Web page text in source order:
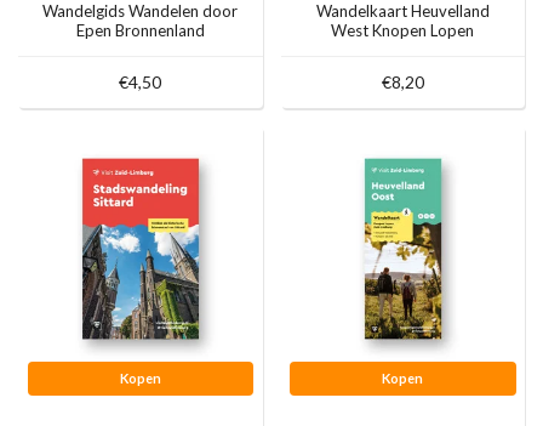
Wandelgids Wandelen door
Epen Bronnenland
€4,50
Wandelkaart Heuvelland
West Knopen Lopen
€8,20
Kopen Kopen